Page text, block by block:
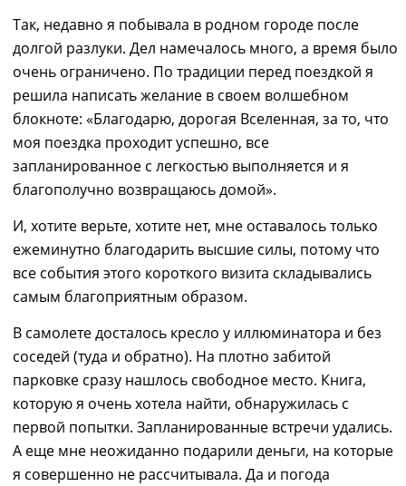
Так, недавно я побывала в родном городе после
долгой разлуки. Дел намечалось много, а время было
очень ограничено. По традиции перед поездкой я
решила написать желание в своем волшебном
блокноте: «Благодарю, дорогая Вселенная, за то, что
моя поездка проходит успешно, все
запланированное с легкостью выполняется и я
благополучно возвращаюсь домой».
И, хотите верьте, хотите нет, мне оставалось только
ежеминутно благодарить высшие силы, потому что
все события этого короткого визита складывались
самым благоприятным образом.
В самолете досталось кресло у иллюминатора и без
соседей (туда и обратно). На плотно забитой
парковке сразу нашлось свободное место. Книга,
которую я очень хотела найти, обнаружилась с
первой попытки. Запланированные встречи удались.
А еще мне неожиданно подарили деньги, на которые
я совершенно не рассчитывала. Да и погода